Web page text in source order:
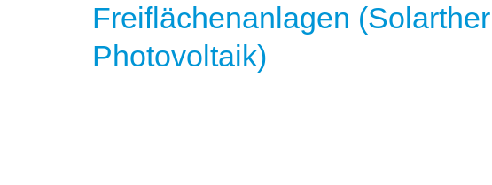
Freiflächenanlagen
Photovoltaik)